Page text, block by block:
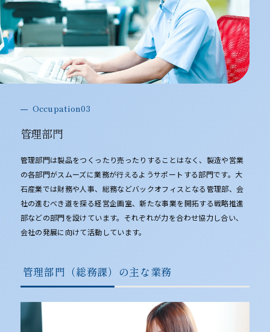
Occupation03
管理部門
管理部門は製品をつくったり売ったりすることはなく、製造や営業
の各部門がスムーズに業務が行えるようサポートする部門です。大
石産業では財務や人事、総務などバックオフィスとなる管理部、会
社の進むべき道を探る経営企画室、新たな事業を開拓する戦略推進
部などの部門を設けています。それぞれが力を合わせ協力し合い、
会社の発展に向けて活動しています。
管理部門（総務課）の主な業務